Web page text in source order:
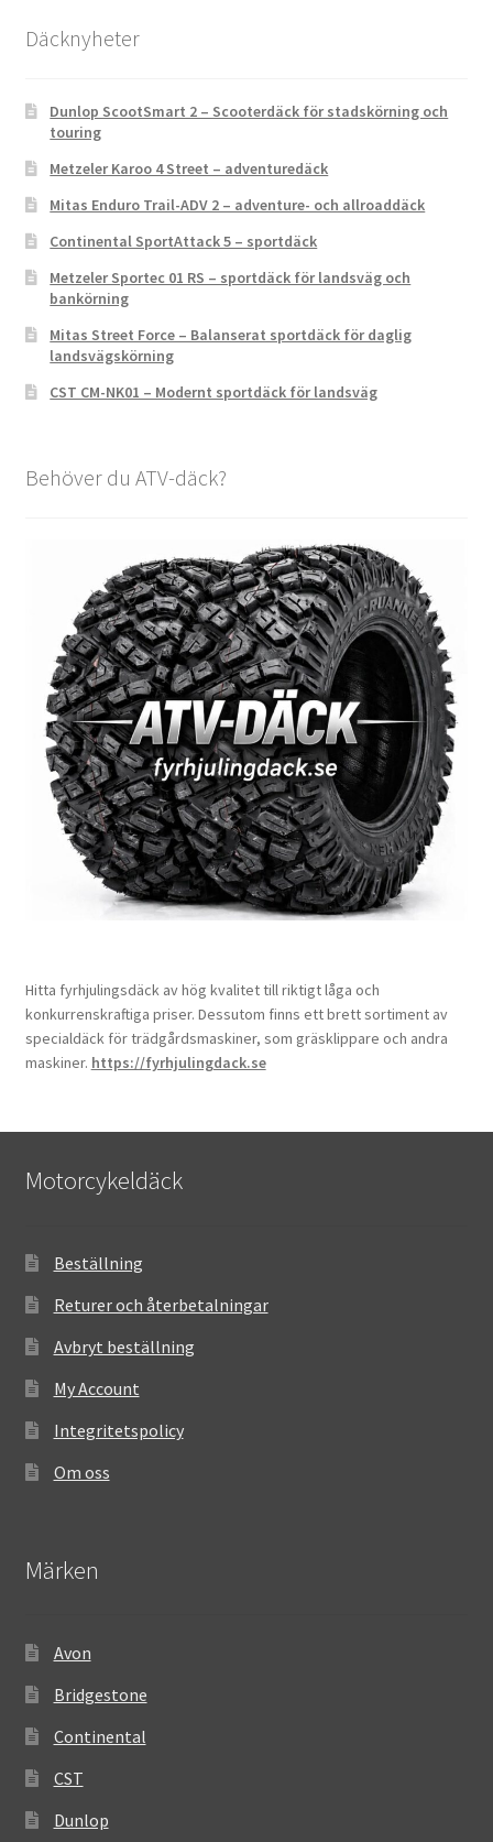
Däcknyheter
Dunlop ScootSmart 2 – Scooterdäck för stadskörning och
touring
Metzeler Karoo 4 Street – adventuredäck
Mitas Enduro Trail-ADV 2 – adventure- och allroaddäck
Continental SportAttack 5 – sportdäck
Metzeler Sportec 01 RS – sportdäck för landsväg och
bankörning
Mitas Street Force – Balanserat sportdäck för daglig
landsvägskörning
CST CM-NK01 – Modernt sportdäck för landsväg
Behöver du ATV-däck?
Hitta fyrhjulingsdäck av hög kvalitet till riktigt låga och
konkurrenskraftiga priser. Dessutom finns ett brett sortiment av
specialdäck för trädgårdsmaskiner, som gräsklippare och andra
maskiner. https://fyrhjulingdack.se
Motorcykeldäck
Beställning
Returer och återbetalningar
Avbryt beställning
My Account
Integritetspolicy
Om oss
Märken
Avon
Bridgestone
Continental
CST
Dunlop